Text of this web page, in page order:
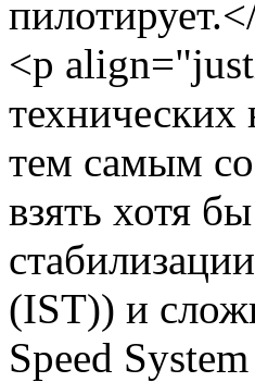
<p
тем самым
взять хотя
(IST)) и
Speed